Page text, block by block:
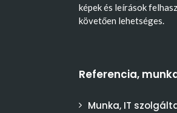
képek és leírások
követően lehetséges.
Referencia,
Munka, IT